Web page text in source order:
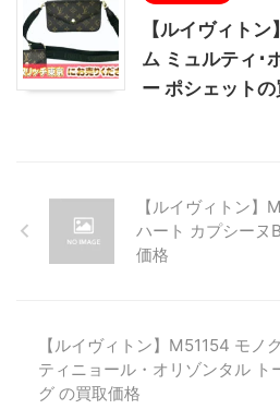
【ルイヴィト
ム ミュルティ･
ー ポシェット
【ルイヴィトン】
ハート カプシーヌ
価格
【ルイヴィトン】M51154 モノ
ティニョール・オリゾンタル ト
グ の買取価格